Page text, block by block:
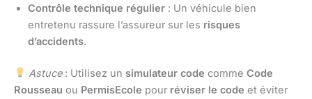
Contrôle technique régulier : Un véhicule bien
entretenu rassure l’assureur sur les risques
d’accidents.
Astuce: Utilisez un simulateur code comme Code
Rousseau ou PermisEcole pour réviser le code et éviter